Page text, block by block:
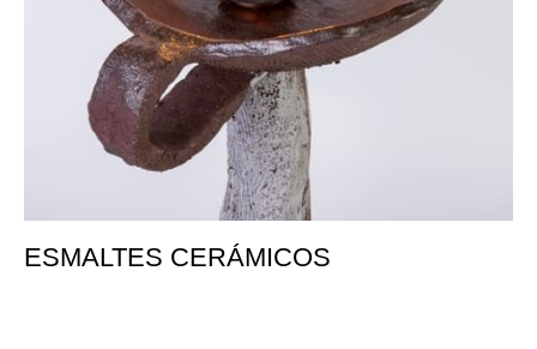
ESMALTES CERÁMICOS